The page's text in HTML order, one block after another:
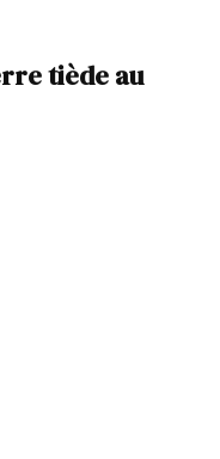
tiède au